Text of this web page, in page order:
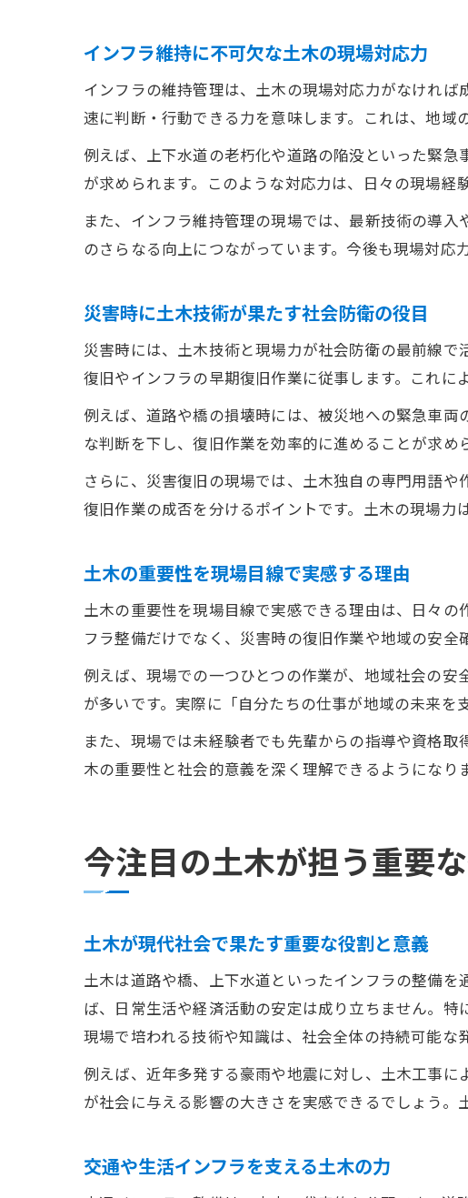
インフラ維持に不可欠な土木の現場対応力
インフラの維持管理は、土木の現場対応力がなけれ
速に判断・行動できる力を意味します。これは、地域
例えば、上下水道の老朽化や道路の陥没といった緊
が求められます。このような対応力は、日々の現場経
また、インフラ維持管理の現場では、最新技術の導
のさらなる向上につながっています。今後も現場対応
災害時に土木技術が果たす社会防衛の役目
災害時には、土木技術と現場力が社会防衛の最前線
復旧やインフラの早期復旧作業に従事します。これに
例えば、道路や橋の損壊時には、被災地への緊急車
な判断を下し、復旧作業を効率的に進めることが求め
さらに、災害復旧の現場では、土木独自の専門用語
復旧作業の成否を分けるポイントです。土木の現場力
土木の重要性を現場目線で実感する理由
土木の重要性を現場目線で実感できる理由は、日々
フラ整備だけでなく、災害時の復旧作業や地域の安全
例えば、現場での一つひとつの作業が、地域社会の
が多いです。実際に「自分たちの仕事が地域の未来を
また、現場では未経験者でも先輩からの指導や資格
木の重要性と社会的意義を深く理解できるようになりま
今注目の土木が担う重要
土木が現代社会で果たす重要な役割と意義
土木は道路や橋、上下水道といったインフラの整備
ば、日常生活や経済活動の安定は成り立ちません。
現場で培われる技術や知識は、社会全体の持続可能な
例えば、近年多発する豪雨や地震に対し、土木工事
が社会に与える影響の大きさを実感できるでしょう。
交通や生活インフラを支える土木の力